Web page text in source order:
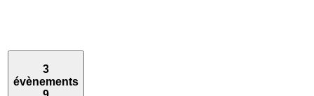
3
évènements